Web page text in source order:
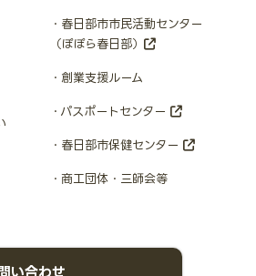
春日部市市民活動センター
（ぽぽら春日部）
創業支援ルーム
パスポートセンター
春日部市保健センター
商工団体・三師会等
い合わせ